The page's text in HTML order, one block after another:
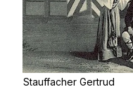
Stauffacher Gertrud